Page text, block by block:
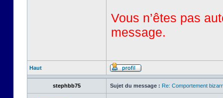
Vous n’êtes pas
message.
Haut
stephbb75 Sujet du message : Re: Comportement